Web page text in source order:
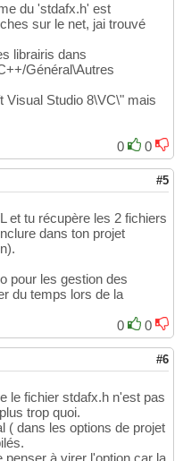
du 'stdafx.h' est
sur le net, jai trouvé
librairis dans
Général\Autres
Studio 8\VC\" mais
0
0
#5
et tu récupère les 2 fichiers
dans ton projet
pour les gestion des
du temps lors de la
0
0
#6
le fichier stdafx.h n'est pas
trop quoi.
( dans les options de projet